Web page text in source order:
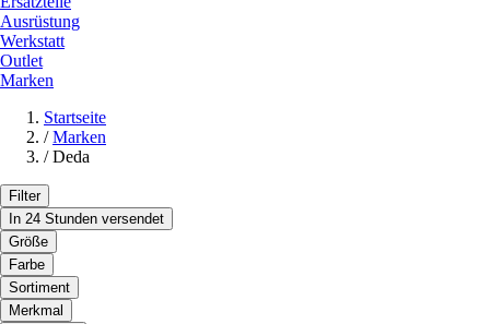
Ausrüstung
Werkstatt
Outlet
Marken
Startseite
/ Marken
/ Deda
Filter
In 24 Stunden versendet
Größe
Farbe
Sortiment
Merkmal